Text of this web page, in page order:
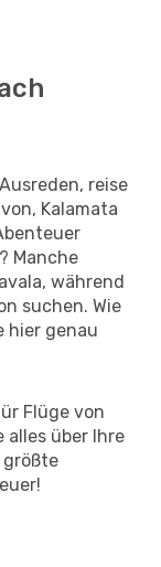
reise
Kalamata
Manche
während
suchen. Wie
hier genau
Flüge von
alles über Ihre
größte